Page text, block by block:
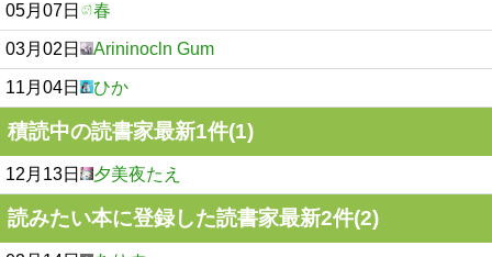
05月07日 春
03月02日 Arininocln Gum
11月04日 ひか
積読中の読書家最新1件(1)
12月13日 夕美夜たえ
読みたい本に登録した読書家最新2件(2)